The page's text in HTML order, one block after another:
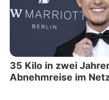
35 Kilo in zwei
Abnehmreise im